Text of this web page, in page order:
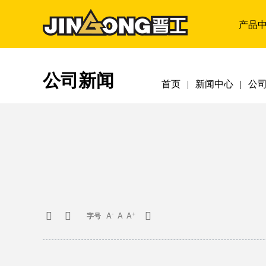
产品
公司新闻 首页 新闻中心 公
  字号 A- A A+ 